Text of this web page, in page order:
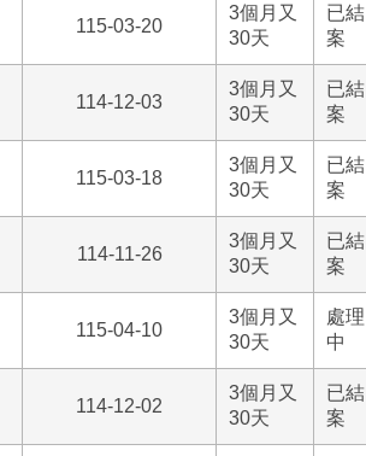
115-03-20
3個月又
30天
已結
案
114-12-03
3個月又
30天
已結
案
115-03-18
3個月又
30天
已結
案
114-11-26
3個月又
30天
已結
案
115-04-10
3個月又
30天
處理
中
114-12-02
3個月又
30天
已結
案